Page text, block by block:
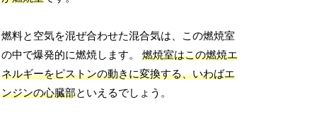
燃料と空気を混ぜ合わせた混合気は、この燃焼室
の中で爆発的に燃焼します。燃焼室はこの燃焼エ
ネルギーをピストンの動きに変換する、いわばエ
ンジンの心臓部といえるでしょう。